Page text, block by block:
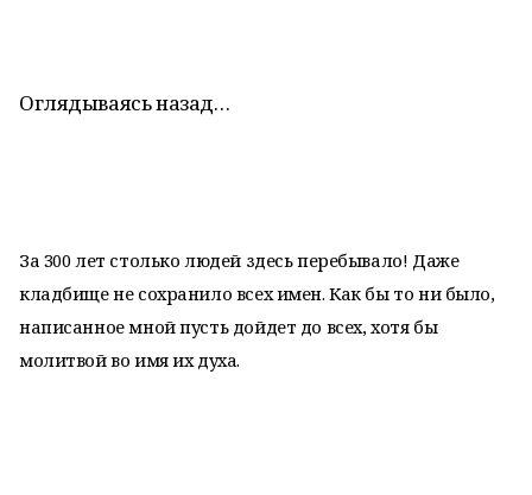
Оглядываясь назад…
За 300 лет столько людей здесь перебывало! Даже
кладбище не сохранило всех имен. Как бы то ни было,
написанное мной пусть дойдет до всех, хотя бы
молитвой во имя их духа.